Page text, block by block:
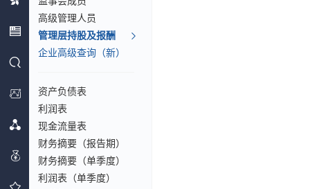
高级管理人员
管理层持股及报酬
企业高级查询（新）
资产负债表
利润表
现金流量表
财务摘要（报告期）
财务摘要（单季度）
利润表（单季度）